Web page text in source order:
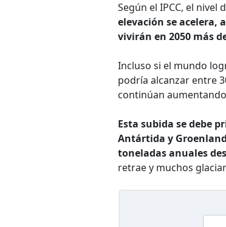
Según el IPCC, el nivel
elevación se acelera,
vivirán en 2050 más
Incluso si el mundo
podría alcanzar entre
continúan
Esta subida se debe
Antártida y
toneladas anuales
retrae y muchos